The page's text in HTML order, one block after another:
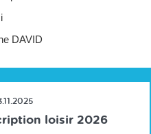
DAVID
loisir 2026